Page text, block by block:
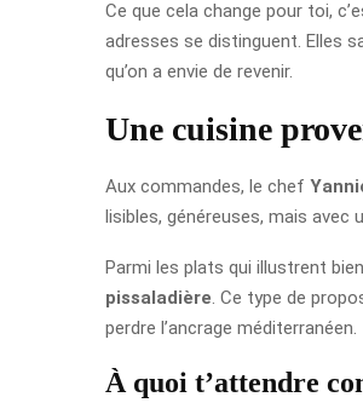
Ce que cela change pour toi,
adresses se distinguent. Elles
qu’on a envie de revenir.
Une cuisine
Aux commandes, le chef
lisibles, généreuses, mais avec
Parmi les plats qui illustrent
pissaladière . Ce type de
perdre l’ancrage méditerranéen.
À quoi t’attendre